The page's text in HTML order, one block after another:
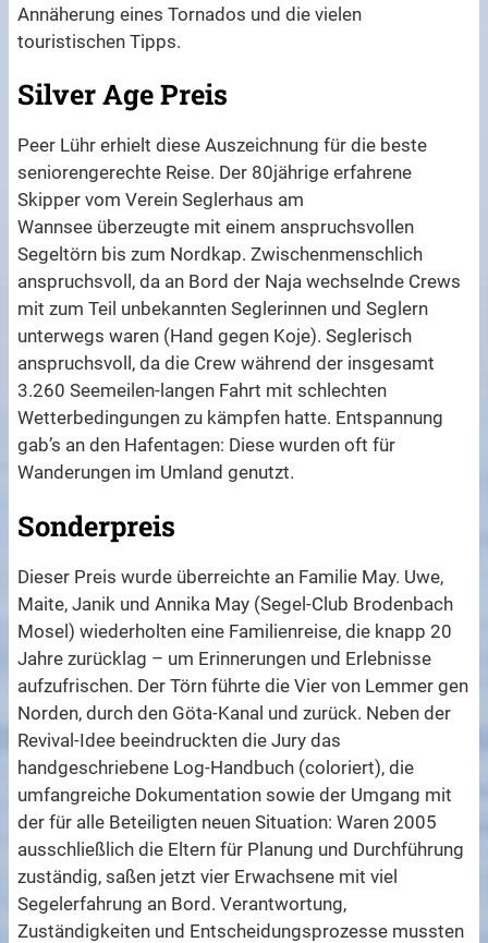
Annäherung eines Tornados und die vielen
touristischen Tipps.
Silver Age Preis
Peer Lühr erhielt diese Auszeichnung für die beste
seniorengerechte Reise. Der 80jährige erfahrene
Skipper vom Verein Seglerhaus am
Wannsee überzeugte mit einem anspruchsvollen
Segeltörn bis zum Nordkap. Zwischenmenschlich
anspruchsvoll, da an Bord der Naja wechselnde Crews
mit zum Teil unbekannten Seglerinnen und Seglern
unterwegs waren (Hand gegen Koje). Seglerisch
anspruchsvoll, da die Crew während der insgesamt
3.260 Seemeilen-langen Fahrt mit schlechten
Wetterbedingungen zu kämpfen hatte. Entspannung
gab’s an den Hafentagen: Diese wurden oft für
Wanderungen im Umland genutzt.
Sonderpreis
Dieser Preis wurde überreichte an Familie May. Uwe,
Maite, Janik und Annika May (Segel-Club Brodenbach
Mosel) wiederholten eine Familienreise, die knapp 20
Jahre zurücklag – um Erinnerungen und Erlebnisse
aufzufrischen. Der Törn führte die Vier von Lemmer gen
Norden, durch den Göta-Kanal und zurück. Neben der
Revival-Idee beeindruckten die Jury das
handgeschriebene Log-Handbuch (coloriert), die
umfangreiche Dokumentation sowie der Umgang mit
der für alle Beteiligten neuen Situation: Waren 2005
ausschließlich die Eltern für Planung und Durchführung
zuständig, saßen jetzt vier Erwachsene mit viel
Segelerfahrung an Bord. Verantwortung,
Zuständigkeiten und Entscheidungsprozesse mussten